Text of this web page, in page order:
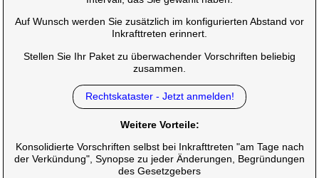
Auf Wunsch werden Sie zusätzlich im konfigurierten Abstand vor
Inkrafttreten erinnert.
Stellen Sie Ihr Paket zu überwachender Vorschriften beliebig
zusammen.
Rechtskataster - Jetzt anmelden!
Weitere Vorteile:
Konsolidierte Vorschriften selbst bei Inkrafttreten "am Tage nach
der Verkündung", Synopse zu jeder Änderungen, Begründungen
des Gesetzgebers